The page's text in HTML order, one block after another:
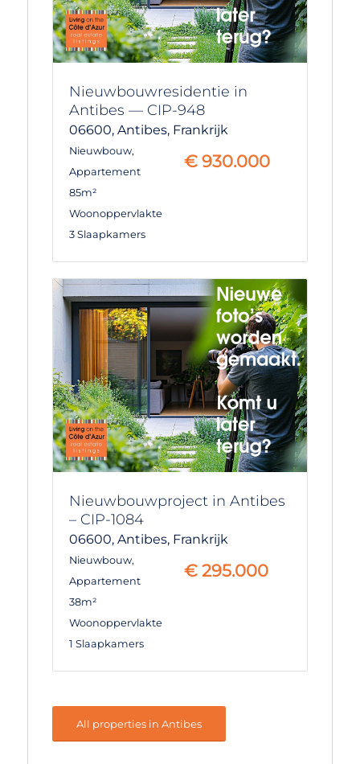
Nieuwbouwresidentie in
Antibes — CIP-948
06600, Antibes, Frankrijk
Nieuwbouw,
Appartement
85m²
Woonoppervlakte
3 Slaapkamers
€ 930.000
Nieuwbouwproject in Antibes
– CIP-1084
06600, Antibes, Frankrijk
Nieuwbouw,
Appartement
38m²
Woonoppervlakte
1 Slaapkamers
€ 295.000
All properties in Antibes